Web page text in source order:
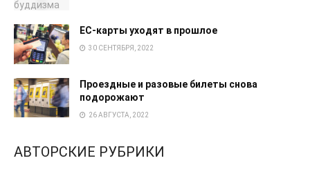
EC-карты уходят в прошлое
30 СЕНТЯБРЯ, 2022
Проездные и разовые билеты снова
подорожают
26 АВГУСТА, 2022
АВТОРСКИЕ РУБРИКИ